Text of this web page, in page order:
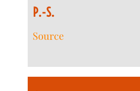
P.-S.
Source